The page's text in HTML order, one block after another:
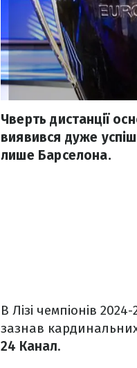
Чверть дистанції
виявився дуже
лише Барселона.
В Лізі чемпіонів
зазнав
24 Канал.